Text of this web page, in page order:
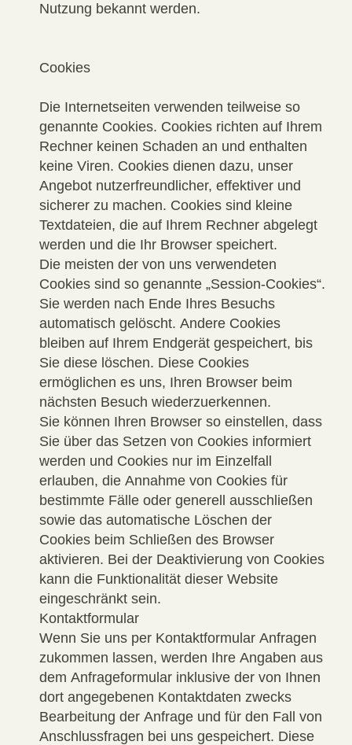
Nutzung bekannt werden.
Cookies
Die Internetseiten verwenden teilweise so
genannte Cookies. Cookies richten auf Ihrem
Rechner keinen Schaden an und enthalten
keine Viren. Cookies dienen dazu, unser
Angebot nutzerfreundlicher, effektiver und
sicherer zu machen. Cookies sind kleine
Textdateien, die auf Ihrem Rechner abgelegt
werden und die Ihr Browser speichert.
Die meisten der von uns verwendeten
Cookies sind so genannte „Session-Cookies“.
Sie werden nach Ende Ihres Besuchs
automatisch gelöscht. Andere Cookies
bleiben auf Ihrem Endgerät gespeichert, bis
Sie diese löschen. Diese Cookies
ermöglichen es uns, Ihren Browser beim
nächsten Besuch wiederzuerkennen.
Sie können Ihren Browser so einstellen, dass
Sie über das Setzen von Cookies informiert
werden und Cookies nur im Einzelfall
erlauben, die Annahme von Cookies für
bestimmte Fälle oder generell ausschließen
sowie das automatische Löschen der
Cookies beim Schließen des Browser
aktivieren. Bei der Deaktivierung von Cookies
kann die Funktionalität dieser Website
eingeschränkt sein.
Kontaktformular
Wenn Sie uns per Kontaktformular Anfragen
zukommen lassen, werden Ihre Angaben aus
dem Anfrageformular inklusive der von Ihnen
dort angegebenen Kontaktdaten zwecks
Bearbeitung der Anfrage und für den Fall von
Anschlussfragen bei uns gespeichert. Diese